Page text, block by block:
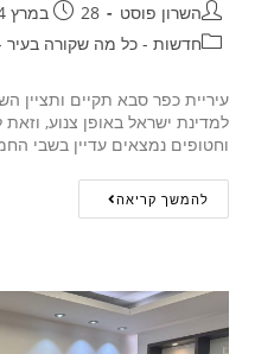
השרון פוסט
28 במרץ 2024
חדשות - כל מה שקורה בעיר -
עיריית כפר סבא תקיים ותציין
וחטופים נמצאים עדיין בשבי
להמשך קריאה